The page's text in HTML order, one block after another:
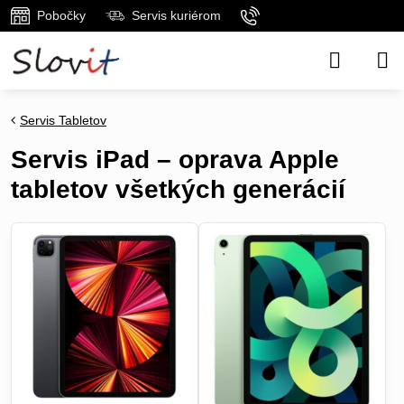
Pobočky Servis kuriérom
Servis Tabletov
Servis iPad – oprava Apple
tabletov všetkých generácií